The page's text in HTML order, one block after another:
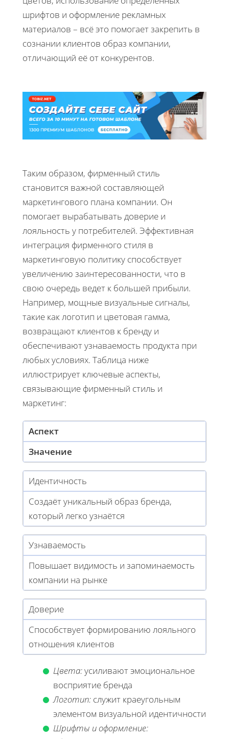
шрифтов и оформление рекламных
материалов – всё это помогает закрепить в
сознании клиентов образ компании,
отличающий её от конкурентов.
Таким образом, фирменный стиль
становится важной составляющей
маркетингового плана компании. Он
помогает вырабатывать доверие и
лояльность у потребителей. Эффективная
интеграция фирменного стиля в
маркетинговую политику способствует
увеличению заинтересованности, что в
свою очередь ведет к большей прибыли.
Например, мощные визуальные сигналы,
такие как логотип и цветовая гамма,
возвращают клиентов к бренду и
обеспечивают узнаваемость продукта при
любых условиях. Таблица ниже
иллюстрирует ключевые аспекты,
связывающие фирменный стиль и
маркетинг:
Аспект
Значение
Идентичность
Создаёт уникальный образ бренда,
который легко узнаётся
Узнаваемость
Повышает видимость и запоминаемость
компании на рынке
Доверие
Способствует формированию лояльного
отношения клиентов
Цвета:усиливают эмоциональное
восприятие бренда
Логотип: служит краеугольным
элементом визуальной идентичности
Шрифты и оформление: